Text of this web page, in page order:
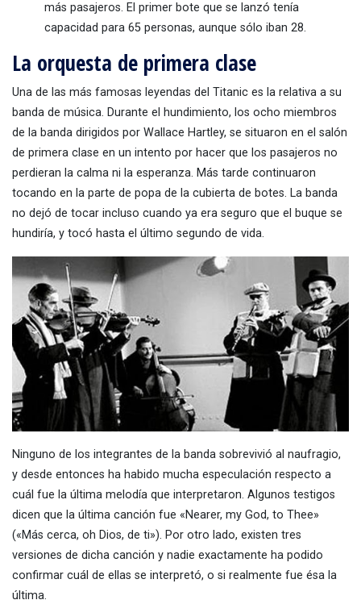
más pasajeros. El primer bote que se lanzó tenía
capacidad para 65 personas, aunque sólo iban 28.
La orquesta de primera clase
Una de las más famosas leyendas del Titanic es la relativa a su
banda de música. Durante el hundimiento, los ocho miembros
de la banda dirigidos por Wallace Hartley, se situaron en el salón
de primera clase en un intento por hacer que los pasajeros no
perdieran la calma ni la esperanza. Más tarde continuaron
tocando en la parte de popa de la cubierta de botes. La banda
no dejó de tocar incluso cuando ya era seguro que el buque se
hundiría, y tocó hasta el último segundo de vida.
Ninguno de los integrantes de la banda sobrevivió al naufragio,
y desde entonces ha habido mucha especulación respecto a
cuál fue la última melodía que interpretaron. Algunos testigos
dicen que la última canción fue «Nearer, my God, to Thee»
(«Más cerca, oh Dios, de ti»). Por otro lado, existen tres
versiones de dicha canción y nadie exactamente ha podido
confirmar cuál de ellas se interpretó, o si realmente fue ésa la
última.